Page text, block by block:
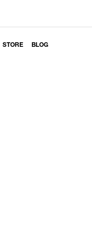
STORE BLOG